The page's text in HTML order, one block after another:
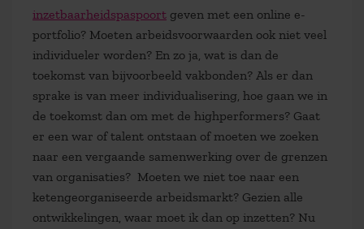
inzetbaarheidspaspoort geven met een online e-
portfolio? Moeten arbeidsvoorwaarden ook niet veel
individueler worden? En zo ja, wat is dan de
toekomst van bijvoorbeeld vakbonden? Als er dan
sprake is van meer individualisering, hoe gaan we in
de toekomst dan om met de highperformers? Gaat
er een war of talent ontstaan of moeten we zoeken
naar een vergaande samenwerking over de grenzen
van organisaties? Moeten we niet toe naar een
ketengeorganiseerde arbeidsmarkt? Gezien alle
ontwikkelingen, waar moet ik dan op inzetten? Nu